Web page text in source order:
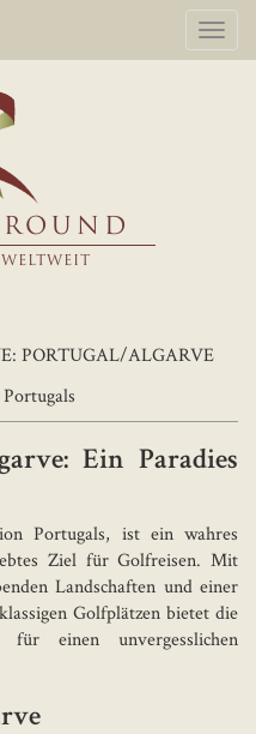
ROUND
PORTUGAL/ALGARVE
Ein Paradies
Portugals, ist ein wahres
Ziel für Golfreisen. Mit
Landschaften und einer
Golfplätzen bietet die
für einen unvergesslichen